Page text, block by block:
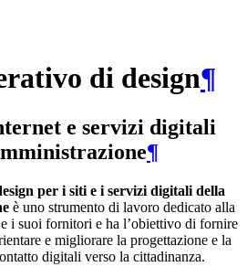
di design¶
e servizi digitali
¶
per i siti e i servizi digitali della
è uno strumento di lavoro dedicato alla
i suoi fornitori e ha l’obiettivo di fornire
e migliorare la progettazione e la
digitali verso la cittadinanza.